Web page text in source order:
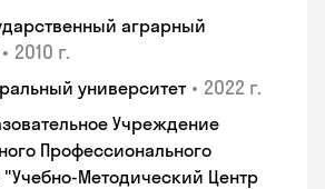
аграрный
• 2010 г.
университет • 2022 г.
Учреждение
Профессионального
"Учебно-Методический Центр